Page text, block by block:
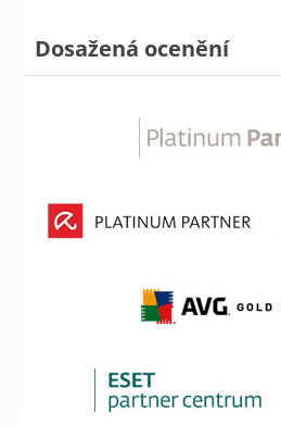
Dosažená ocenění